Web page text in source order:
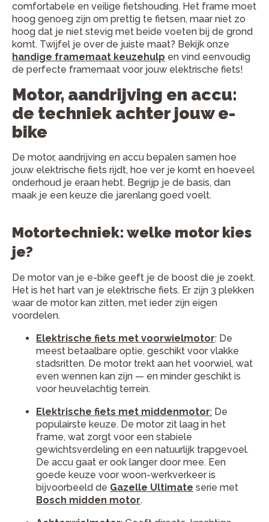
comfortabele en veilige fietshouding. Het frame moet
hoog genoeg zijn om prettig te fietsen, maar niet zo
hoog dat je niet stevig met beide voeten bij de grond
komt. Twijfel je over de juiste maat? Bekijk onze
handige framemaat keuzehulp en vind eenvoudig
de perfecte framemaat voor jouw elektrische fiets!
Motor, aandrijving en accu:
de techniek achter jouw e-
bike
De motor, aandrijving en accu bepalen samen hoe
jouw elektrische fiets rijdt, hoe ver je komt en hoeveel
onderhoud je eraan hebt. Begrijp je de basis, dan
maak je een keuze die jarenlang goed voelt.
Motortechniek: welke motor kies
je?
De motor van je e-bike geeft je de boost die je zoekt.
Het is het hart van je elektrische fiets. Er zijn 3 plekken
waar de motor kan zitten, met ieder zijn eigen
voordelen.
Elektrische fiets met voorwielmotor: De
meest betaalbare optie, geschikt voor vlakke
stadsritten. De motor trekt aan het voorwiel, wat
even wennen kan zijn — en minder geschikt is
voor heuvelachtig terrein.
Elektrische fiets met middenmotor: De
populairste keuze. De motor zit laag in het
frame, wat zorgt voor een stabiele
gewichtsverdeling en een natuurlijk trapgevoel.
De accu gaat er ook langer door mee. Een
goede keuze voor woon-werkverkeer is
bijvoorbeeld de Gazelle Ultimate serie met
Bosch midden motor.